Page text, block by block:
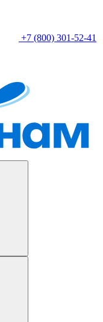
+7 (800) 301-52-41